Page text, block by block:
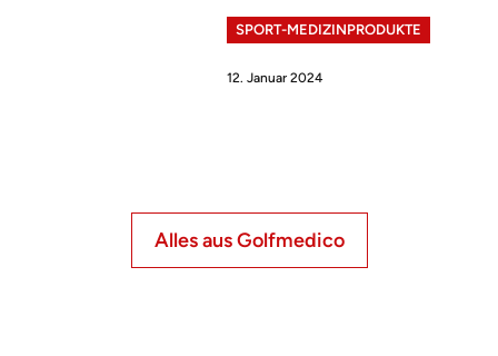
SPORT-MEDIZINPRODUKTE
12. Januar 2024
Alles aus Golfmedico